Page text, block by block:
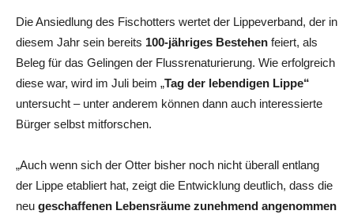
Die Ansiedlung des Fischotters wertet der Lippeverband, der in
diesem Jahr sein bereits 100-jähriges Bestehen feiert, als
Beleg für das Gelingen der Flussrenaturierung. Wie erfolgreich
diese war, wird im Juli beim „Tag der lebendigen Lippe“
untersucht – unter anderem können dann auch interessierte
Bürger selbst mitforschen.
„Auch wenn sich der Otter bisher noch nicht überall entlang
der Lippe etabliert hat, zeigt die Entwicklung deutlich, dass die
neu geschaffenen Lebensräume zunehmend angenommen